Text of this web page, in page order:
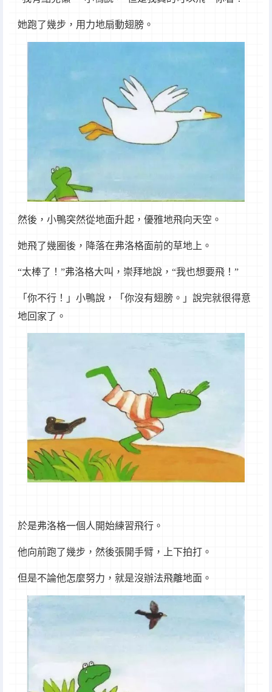
她跑了幾步，用力地扇動翅膀。
然後，小鴨突然從地面升起，優雅地飛向天空。
她飛了幾圈後，降落在弗洛格面前的草地上。
“太棒了！”弗洛格大叫，崇拜地說，“我也想要飛！”
「你不行！」小鴨說，「你沒有翅膀。」說完就很得意
地回家了。
於是弗洛格一個人開始練習飛行。
他向前跑了幾步，然後張開手臂，上下拍打。
但是不論他怎麼努力，就是沒辦法飛離地面。